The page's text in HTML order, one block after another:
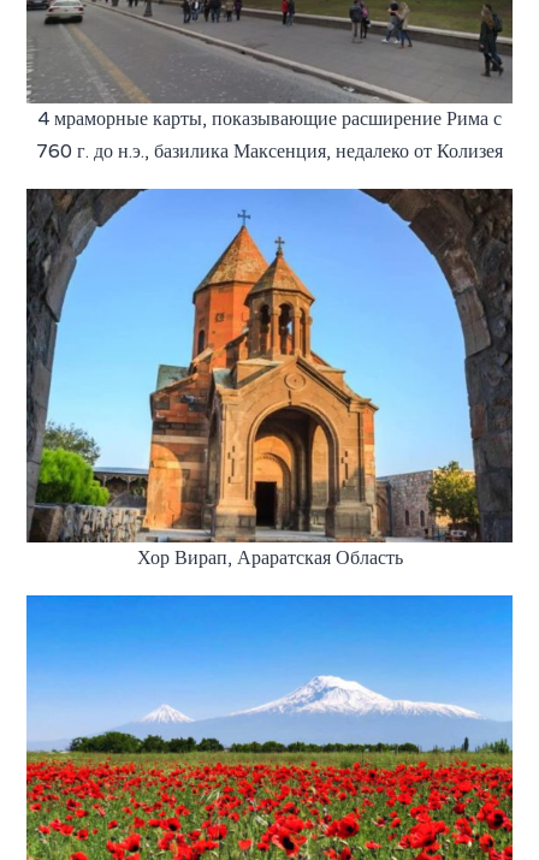
4 мраморные карты, показывающие расширение Рима с
760 г. до н.э., базилика Максенция, недалеко от Колизея
Хор Вирап, Араратская Область